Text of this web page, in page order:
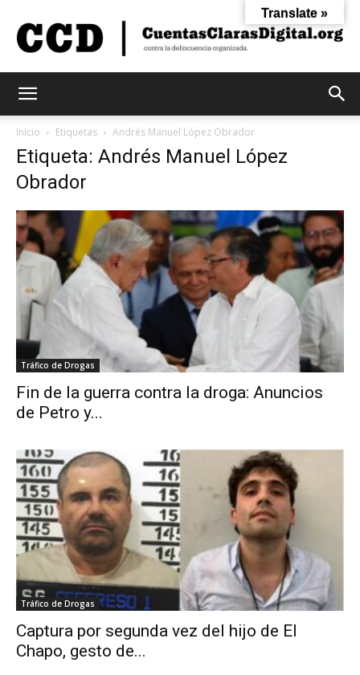
Digital
Inicio Etiquetas Andrés Manuel López Obrador
Etiqueta: Andrés Manuel López
Obrador
Tráfico de Drogas
Fin de la guerra contra la droga: Anuncios
de Petro y...
Tráfico de Drogas
Captura por segunda vez del hijo de El
Chapo, gesto de...
Translate »